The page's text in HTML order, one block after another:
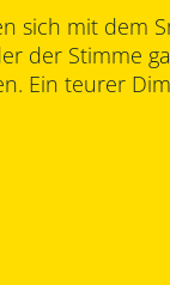
sich mit dem
der Stimme
Ein teurer